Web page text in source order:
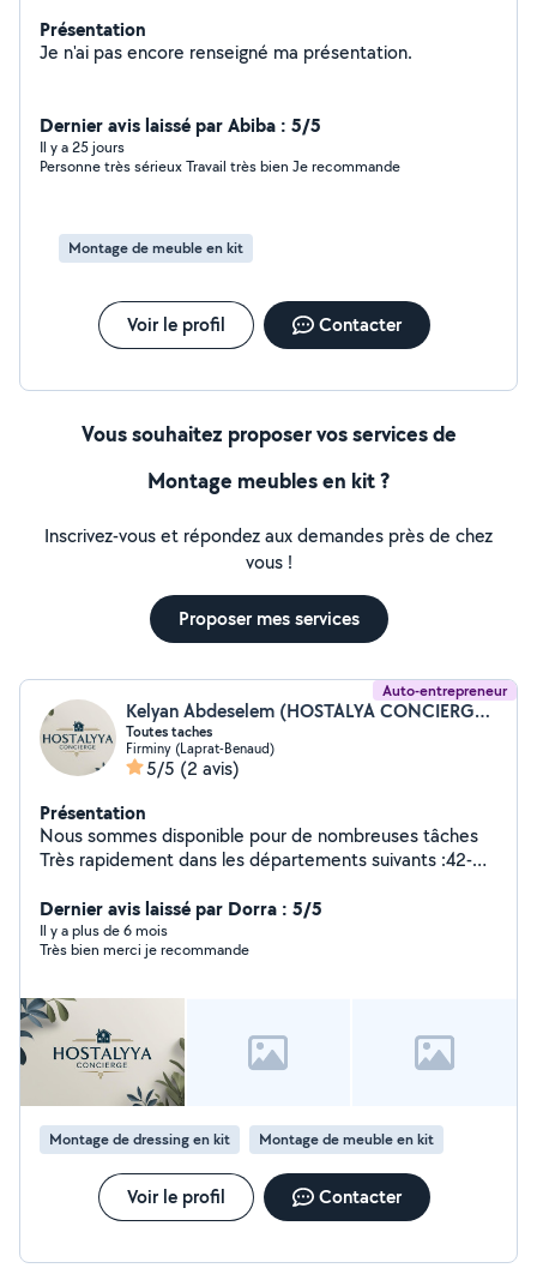
Présentation
Je n'ai pas encore renseigné ma présentation.
Dernier avis laissé par Abiba : 5/5
Il y a 25 jours
Personne très sérieux Travail très bien Je recommande
Montage de meuble en kit
Voir le profil Contacter
Vous souhaitez proposer vos services de
Montage meubles en kit ?
Inscrivez-vous et répondez aux demandes près de chez
vous !
Proposer mes services
Auto-entrepreneur
Kelyan Abdeselem (HOSTALYA CONCIERGERIE)
Toutes taches
Firminy (Laprat-Benaud)
5/5 (2 avis)
Présentation
Nous sommes disponible pour de nombreuses tâches
Très rapidement dans les départements suivants :42-
laisse également mon numéro
Dernier avis laissé par Dorra : 5/5
Il y a plus de 6 mois
Très bien merci je recommande
Montage de dressing en kit Montage de meuble en kit
Voir le profil Contacter